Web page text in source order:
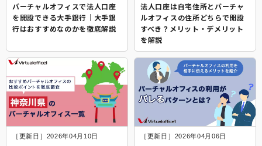
バーチャルオフィスで法人口座
を開設できる大手銀行｜大手銀
行はおすすめなのかを徹底解説
法人口座は自宅住所とバーチャ
ルオフィスの住所どちらで開設
すべき？メリット・デメリット
を解説
［更新日］2026年04月10日 ［更新日］2026年04月06日